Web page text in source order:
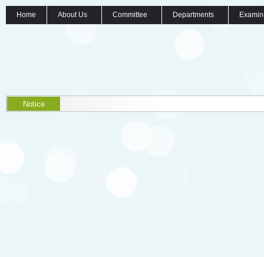
Home About Us Committee Departments
Notice